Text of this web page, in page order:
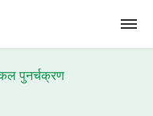
पुनर्चक्रण